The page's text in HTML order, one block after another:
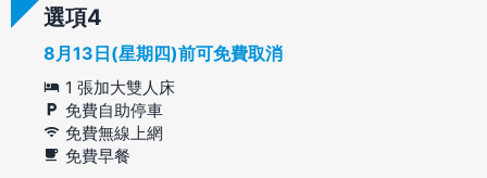
選項
8月13日(星期四)前可免費取消
1 張加大雙人床
免費自助停車
免費無線上網
免費早餐